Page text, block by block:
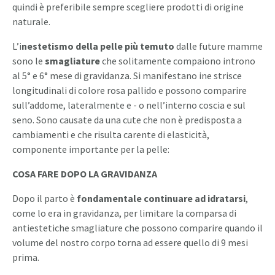
quindi è preferibile sempre scegliere prodotti di origine
naturale.
L’inestetismo della pelle più temuto dalle future mamme
sono le smagliatureche solitamente compaiono introno
al 5° e 6° mese di gravidanza. Si manifestano ine strisce
longitudinali di colore rosa pallido e possono comparire
sull’addome, lateralmente e - o nell’interno coscia e sul
seno. Sono causate da una cute che non è predisposta a
cambiamenti e che risulta carente di elasticità,
componente importante per la pelle:
COSA FARE DOPO LA GRAVIDANZA
Dopo il parto è fondamentale continuare ad idratarsi,
come lo era in gravidanza, per limitare la comparsa di
antiestetiche smagliature che possono comparire quando il
volume del nostro corpo torna ad essere quello di 9 mesi
prima.